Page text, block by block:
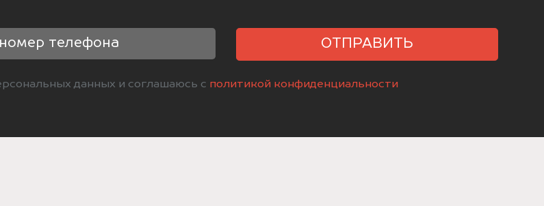
ОТПРАВИТЬ
данных и соглашаюсь с политикой конфиденциальности